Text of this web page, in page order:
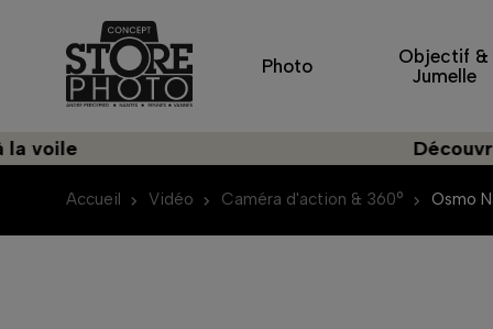
Photo
Objectif &
Jumelle
Découvrez
Accueil Vidéo Caméra d'action & 360° Osmo